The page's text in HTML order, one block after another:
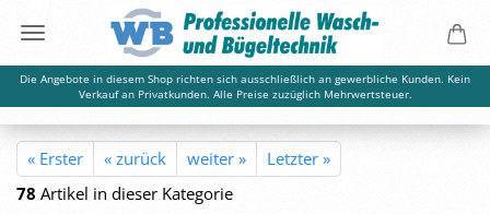
Die Angebote in diesem Shop richten sich ausschließlich an gewerbliche Kunden. Kein
Verkauf an Privatkunden. Alle Preise zuzüglich Mehrwertsteuer.
« Erster « zurück weiter »
Letzter »
78 Artikel in dieser Kategorie